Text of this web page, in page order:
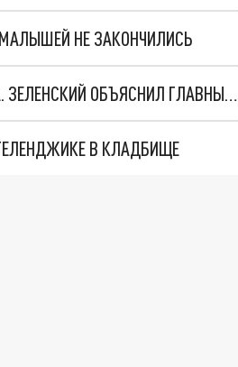
НЕ ЗАКОНЧИЛИСЬ
"МЫ ВАС ЗАСТАВИМ": ЖУТКИЕ ДЕТАЛИ ОХОТЫ НА ГЕНЕРАЛА. ЗЕЛЕНСКИЙ ОБЪЯСНИЛ ГЛАВНЫЙ СМЫСЛ ТЕРАКТА В ЦЕНТРЕ МОСКВЫ
В КЛАДБИЩЕ